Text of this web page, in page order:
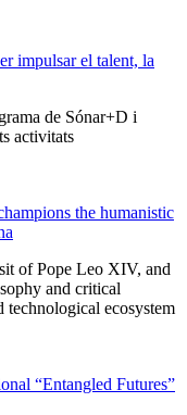
impulsar el talent, la
de Sónar+D i
activitats
the humanistic
of Pope Leo XIV, and
and critical
ecosystem
“Entangled Futures”